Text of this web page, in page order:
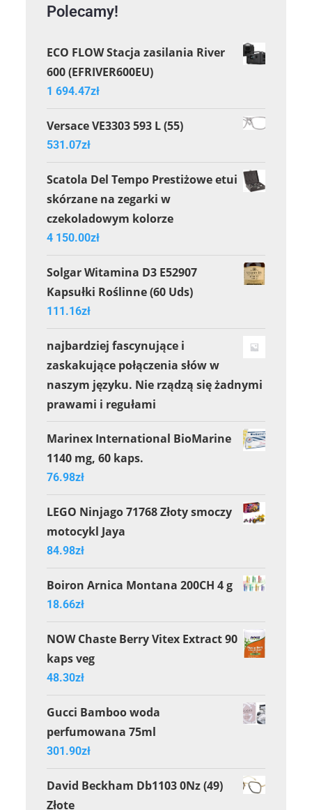
Polecamy!
ECO FLOW Stacja zasilania River
600 (EFRIVER600EU)
1 694.47zł
Versace VE3303 593 L (55)
531.07zł
Scatola Del Tempo Prestiżowe etui
skórzane na zegarki w
czekoladowym kolorze
4 150.00zł
Solgar Witamina D3 E52907
Kapsułki Roślinne (60 Uds)
111.16zł
najbardziej fascynujące i
zaskakujące połączenia słów w
naszym języku. Nie rządzą się żadnymi
prawami i regułami
Marinex International BioMarine
1140 mg, 60 kaps.
76.98zł
LEGO Ninjago 71768 Złoty smoczy
motocykl Jaya
84.98zł
Boiron Arnica Montana 200CH 4 g
18.66zł
NOW Chaste Berry Vitex Extract 90
kaps veg
48.30zł
Gucci Bamboo woda
perfumowana 75ml
301.90zł
David Beckham Db1103 0Nz (49)
Złote